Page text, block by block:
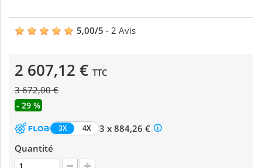
5,00/5 - 2 Avis
2 607,12 € TTC
3 672,00 €
- 29 %
3X 4X
3 x 884,26 €
Quantité